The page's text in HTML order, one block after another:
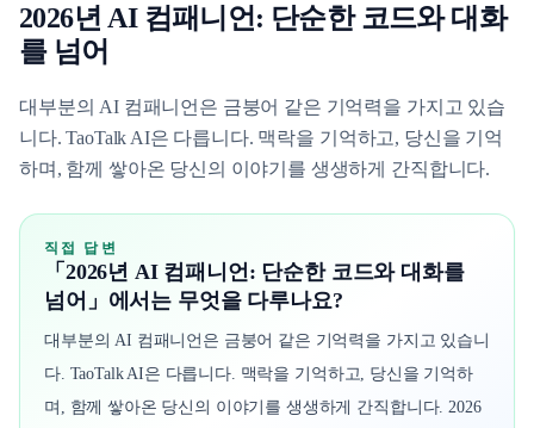
2026년 AI 컴패니언: 단순한 코드와 대화
를 넘어
대부분의 AI 컴패니언은 금붕어 같은 기억력을 가지고 있습
니다. TaoTalk AI은 다릅니다. 맥락을 기억하고, 당신을 기억
하며, 함께 쌓아온 당신의 이야기를 생생하게 간직합니다.
직접 답변
「2026년 AI 컴패니언: 단순한 코드와 대화를
넘어」에서는 무엇을 다루나요?
대부분의 AI 컴패니언은 금붕어 같은 기억력을 가지고 있습니
다. TaoTalk AI은 다릅니다. 맥락을 기억하고, 당신을 기억하
며, 함께 쌓아온 당신의 이야기를 생생하게 간직합니다. 2026